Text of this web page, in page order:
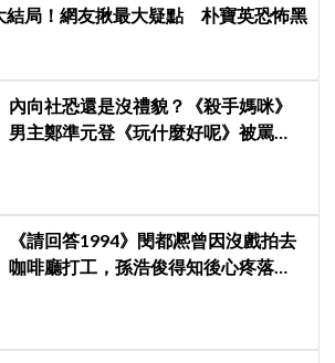
結局！網友揪最大疑點 朴寶英恐怖黑
內向社恐還是沒禮貌？《殺手媽咪》
男主鄭準元登《玩什麼好呢》被罵
《請回答1994》閔都凞曾因沒戲拍去
咖啡廳打工，孫浩俊得知後心疼落